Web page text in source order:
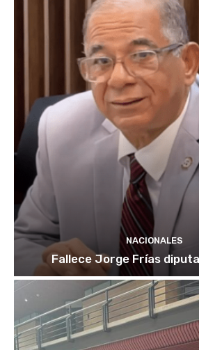
NACIONALES
Fallece Jorge Frías